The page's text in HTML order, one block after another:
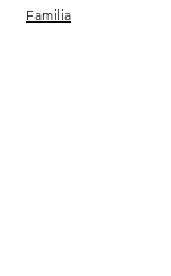
Familia